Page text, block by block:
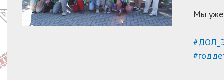
Мы уже